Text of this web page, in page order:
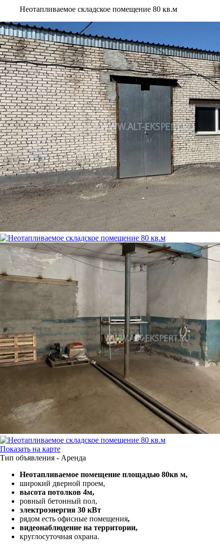
Неотапливаемое складское помещение 80 кв.м
Показать на карте
Тип объявления - Аренда
Неотапливаемое помещение площадью 80кв м,
широкий дверной проем,
высота потолков 4м,
ровный бетонный пол,
электроэнергия 30 кВт
рядом есть офисные помещения,
видеонаблюдение на территории,
круглосуточная охрана.